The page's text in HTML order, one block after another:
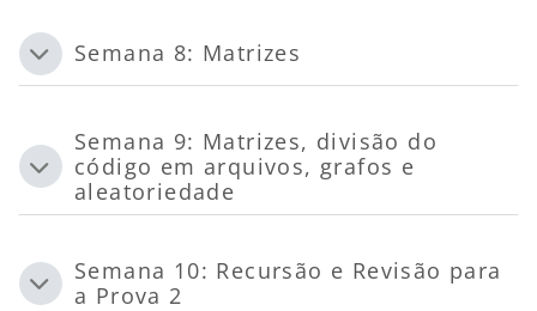
ContrairSemana 8: Matrizes
Contrair
Semana 9: Matrizes, divisão do
código em arquivos, grafos e
aleatoriedade
Contrair
Semana 10: Recursão e Revisão para
a Prova 2